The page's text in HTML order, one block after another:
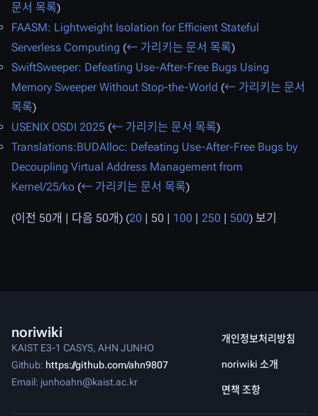
문서 목록)
FAASM: Lightweight Isolation for Efficient Stateful
Serverless Computing (← 가리키는 문서 목록)
SwiftSweeper: Defeating Use-After-Free Bugs Using
Memory Sweeper Without Stop-the-World (← 가리키는 문서
목록)
USENIX OSDI 2025 (← 가리키는 문서 목록)
Translations:BUDAlloc: Defeating Use-After-Free Bugs by
Decoupling Virtual Address Management from
Kernel/25/ko (← 가리키는 문서 목록)
(이전 50개 | 다음 50개) (20 | 50 | 100 | 250 | 500) 보기
noriwiki
KAIST E3-1 CASYS, AHN JUNHO
Github: https://github.com/ahn9807
Email: junhoahn@kaist.ac.kr
개인정보처리방침
noriwiki 소개
면책 조항